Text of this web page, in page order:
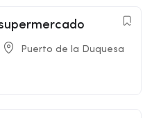
Puerto de la Duquesa